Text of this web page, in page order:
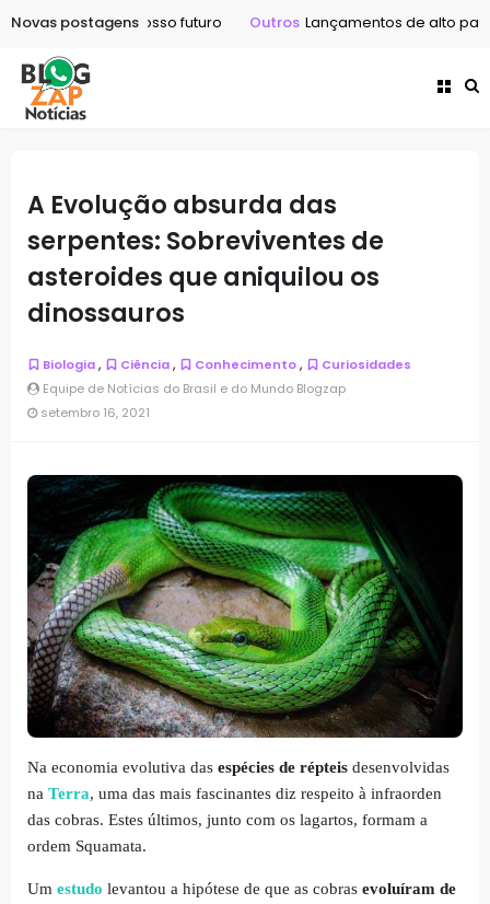
o nosso futuro Outros Lançamentos de alto padrão
Novas postagens
A Evolução absurda das
serpentes: Sobreviventes de
asteroides que aniquilou os
dinossauros
Biologia, Ciência, Conhecimento,
Curiosidades
Equipe de Notícias do Brasil e do Mundo Blogzap
setembro 16, 2021
Na economia evolutiva das espécies de répteis desenvolvidas
na Terra, uma das mais fascinantes diz respeito à infraorden
das cobras. Estes últimos, junto com os lagartos, formam a
ordem Squamata.
Um estudo levantou a hipótese de que as cobras evoluíram de